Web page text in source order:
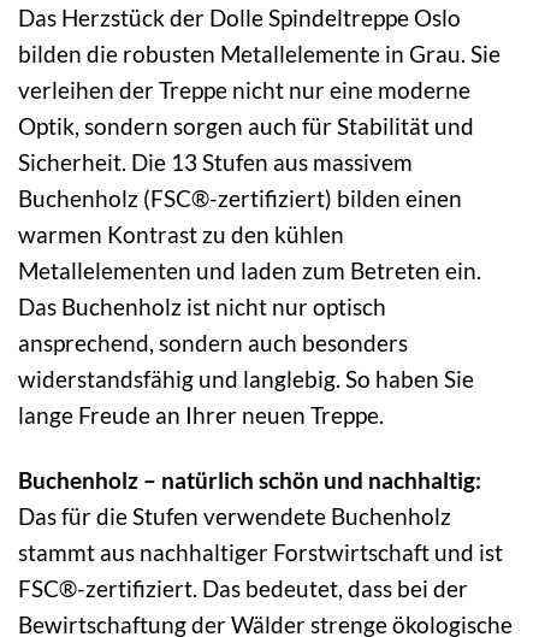
Das Herzstück der Dolle Spindeltreppe Oslo
bilden die robusten Metallelemente in Grau. Sie
verleihen der Treppe nicht nur eine moderne
Optik, sondern sorgen auch für Stabilität und
Sicherheit. Die 13 Stufen aus massivem
Buchenholz (FSC®-zertifiziert) bilden einen
warmen Kontrast zu den kühlen
Metallelementen und laden zum Betreten ein.
Das Buchenholz ist nicht nur optisch
ansprechend, sondern auch besonders
widerstandsfähig und langlebig. So haben Sie
lange Freude an Ihrer neuen Treppe.
Buchenholz – natürlich schön und nachhaltig:
Das für die Stufen verwendete Buchenholz
stammt aus nachhaltiger Forstwirtschaft und ist
FSC®-zertifiziert. Das bedeutet, dass bei der
Bewirtschaftung der Wälder strenge ökologische